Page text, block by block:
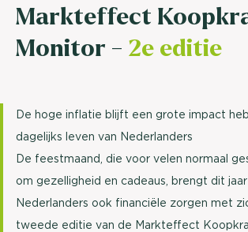
Markteffect
Monitor - 2e editie
De hoge inflatie blijft een grote impact
dagelijks leven van Nederlanders
De feestmaand, die voor velen normaal
om gezelligheid en cadeaus, brengt dit
Nederlanders ook financiële zorgen met
tweede editie van de Markteffect